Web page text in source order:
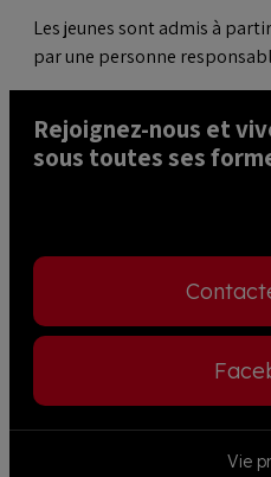
Les jeunes sont admis à
par une personne
Rejoignez-nous et
sous toutes ses
Vie